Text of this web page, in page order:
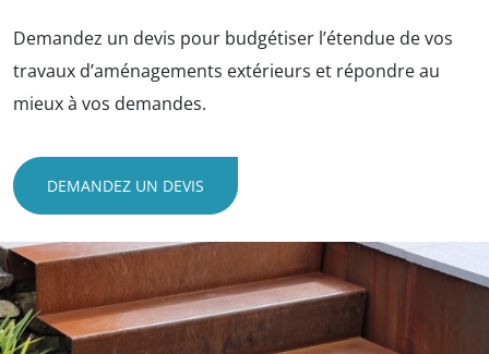
Demandez un devis pour budgétiser l’étendue de vos
travaux d’aménagements extérieurs et répondre au
mieux à vos demandes.
DEMANDEZ UN DEVIS